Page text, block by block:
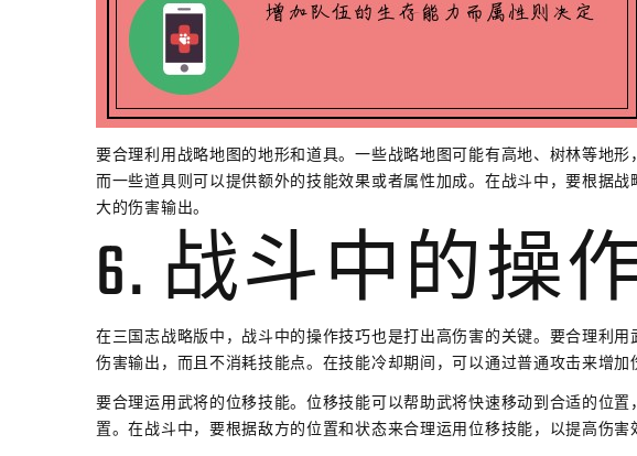
要合理利用战略地图的地形和道具。一些战略地图可能有高地、树林等地形
而一些道具则可以提供额外的技能效果或者属性加成。在战斗中，要根据
大的伤害输出。
6. 战斗中的操
在三国志战略版中，战斗中的操作技巧也是打出高伤害的关键。要合理利
伤害输出，而且不消耗技能点。在技能冷却期间，可以通过普通攻击来增加
要合理运用武将的位移技能。位移技能可以帮助武将快速移动到合适的位
置。在战斗中，要根据敌方的位置和状态来合理运用位移技能，以提高伤害